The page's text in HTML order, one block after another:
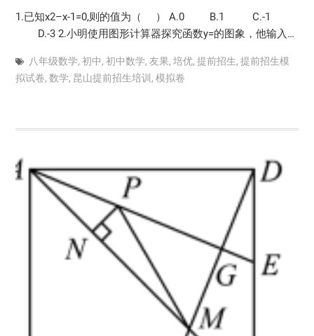
1.已知x2–x-1=0,则的值为（ ） A.0 B.1 C.-1
D.-3 2.小明使用图形计算器探究函数y=的图象，他输入…
八年级数学, 初中, 初中数学, 友果, 培优, 提前招生, 提前招生模
拟试卷, 数学, 昆山提前招生培训 , 模拟卷